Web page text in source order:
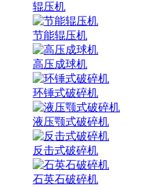
辊压机
节能辊压机
高压成球机
环锤式破碎机
液压颚式破碎机
反击式破碎机
石英石破碎机